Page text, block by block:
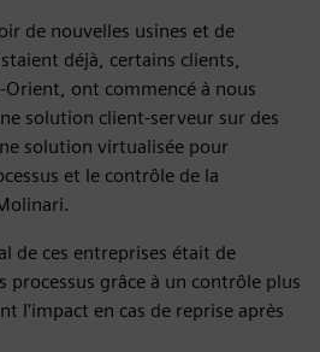
de nouvelles usines et de
déjà, certains clients,
ont commencé à nous
solution client-serveur sur des
solution virtualisée pour
et le contrôle de la
de ces entreprises était de
processus grâce à un contrôle plus
l'impact en cas de reprise après